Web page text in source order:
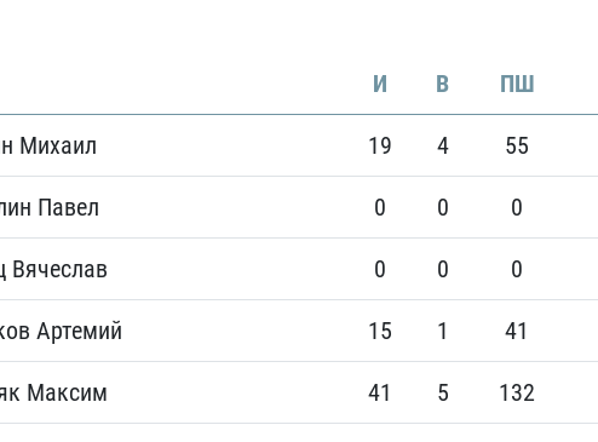
И В ПШ
Михаил 19 4 55
Павел 0 0 0
Вячеслав 0 0 0
Артемий 15 1 41
Максим 41 5 132